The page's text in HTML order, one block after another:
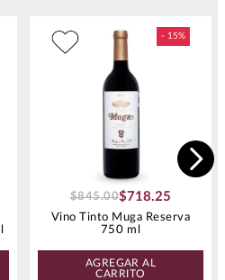
$718.25
$845.00
Vino Tinto Muga Reserva
750 ml
AGREGAR AL
CARRITO